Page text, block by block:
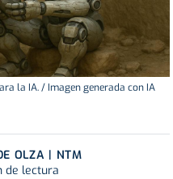
la IA. / Imagen generada con IA
OLZA | NTM
de lectura